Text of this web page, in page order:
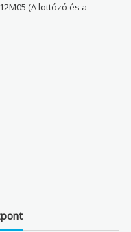
(A lottózó és a